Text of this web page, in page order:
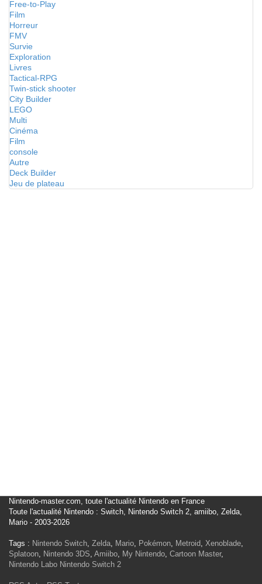
Free-to-Play
Film
Horreur
FMV
Survie
Exploration
Livres
Tactical-RPG
Twin-stick shooter
City Builder
LEGO
Multi
Cinéma
Film
console
Autre
Deck Builder
Jeu de plateau
Nintendo-master.com, toute l'actualité Nintendo en France
Toute l'actualité Nintendo : Switch, Nintendo Switch 2, amiibo, Zelda,
Mario - 2003-2026
Tags : Nintendo Switch, Zelda, Mario, Pokémon, Metroid, Xenoblade,
Splatoon, Nintendo 3DS, Amiibo, My Nintendo, Cartoon Master,
Nintendo Labo Nintendo Switch 2